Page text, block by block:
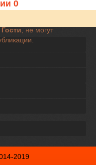
0
Гости , не могут
2019